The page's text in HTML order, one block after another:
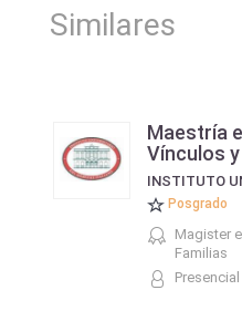
Similares
Maestría
Vínculos
Posgrado
Magister
Familias
Presencial